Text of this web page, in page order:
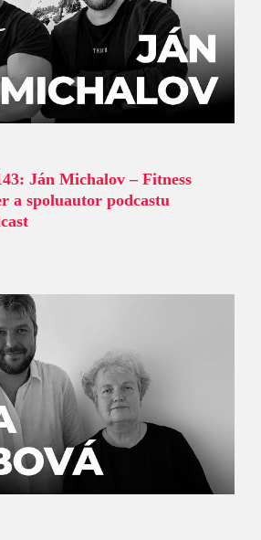
Ján Michalov – Fitness
a spoluautor podcastu